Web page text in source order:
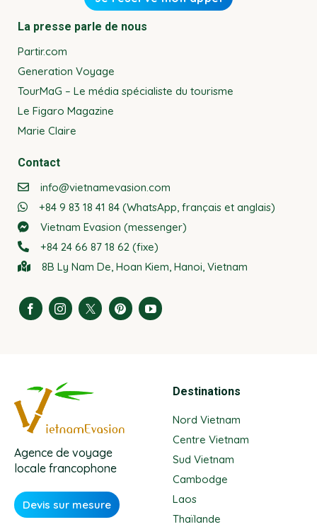
La presse parle de nous
Partir.com
Generation Voyage
TourMaG – Le média spécialiste du tourisme
Le Figaro Magazine
Marie Claire
Contact
info@vietnamevasion.com
+84 9 83 18 41 84 (WhatsApp, français et anglais)
Vietnam Evasion (messenger)
+84 24 66 87 18 62 (fixe)
8B Ly Nam De, Hoan Kiem, Hanoi, Vietnam
Agence de voyage
locale francophone
Devis sur mesure
Destinations
Nord Vietnam
Centre Vietnam
Sud Vietnam
Cambodge
Laos
Thaïlande